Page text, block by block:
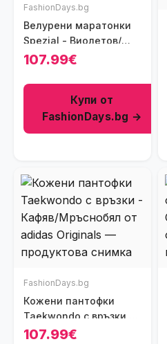
FashionDays.bg
Велурени маратонки
Spezial - Виолетов/
Ментово зелено
107.99€
Купи от
FashionDays.bg →
FashionDays.bg
Кожени пантофки
Taekwondo с връзки -
Кафяв/Мръснобял
107.99€